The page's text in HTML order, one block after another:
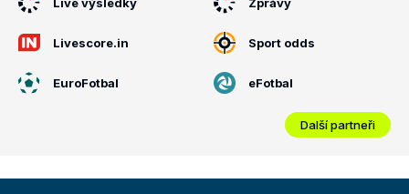
Livescore.in Sport odds
EuroFotbal eFotbal
Další partneři